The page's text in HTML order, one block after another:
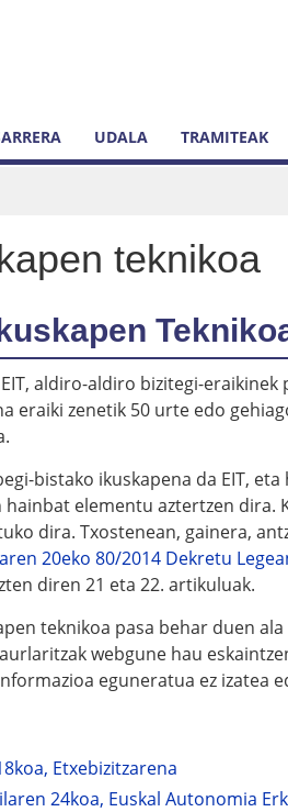
UDALA TRAMITEAK
teknikoa
aldiro-aldiro bizitegi-
eraiki zenetik 50 urte edo
bistako ikuskapena da EIT,
elementu aztertzen dira.
dira. Txostenean, gainera,
20eko 80/2014 Dekretu
diren 21 eta 22. artikuluak.
teknikoa pasa behar duen
webgune hau
eguneratua ez izatea
Etxebizitzarena
24koa, Euskal Autonomia